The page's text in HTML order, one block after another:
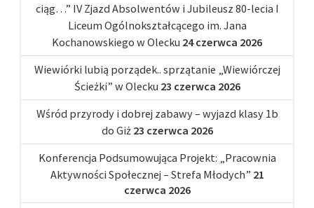
ciąg…” IV Zjazd Absolwentów i Jubileusz 80-lecia I
Liceum Ogólnokształcącego im. Jana
Kochanowskiego w Olecku 24 czerwca 2026
Wiewiórki lubią porządek.. sprzątanie „Wiewiórczej
Ścieżki” w Olecku 23 czerwca 2026
Wśród przyrody i dobrej zabawy – wyjazd klasy 1b
do Giż 23 czerwca 2026
Konferencja Podsumowująca Projekt: „Pracownia
Aktywności Społecznej – Strefa Młodych” 21
czerwca 2026